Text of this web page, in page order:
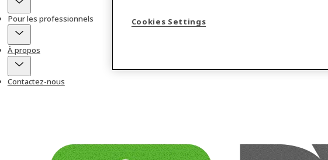
Pour les professionnels
À propos
Contactez-nous
Cookies Settings